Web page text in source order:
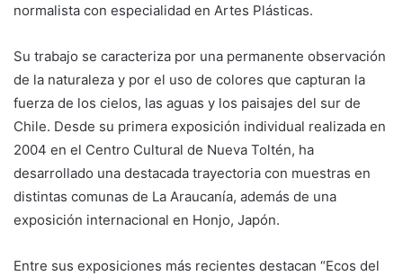
normalista con especialidad en Artes Plásticas.
Su trabajo se caracteriza por una permanente observación
de la naturaleza y por el uso de colores que capturan la
fuerza de los cielos, las aguas y los paisajes del sur de
Chile. Desde su primera exposición individual realizada en
2004 en el Centro Cultural de Nueva Toltén, ha
desarrollado una destacada trayectoria con muestras en
distintas comunas de La Araucanía, además de una
exposición internacional en Honjo, Japón.
Entre sus exposiciones más recientes destacan “Ecos del